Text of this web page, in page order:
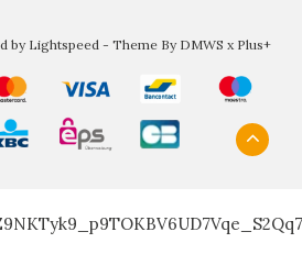
by Lightspeed - Theme By DMWS x Plus+